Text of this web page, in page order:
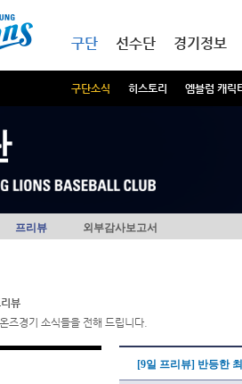
구단
구단소식 히스토리 엠블럼 캐릭
선수단 경기정보
프리뷰 외부감사보고서
뷰
즈경기 소식들을 전해 드립니다.
[9일 프리뷰] 반등한